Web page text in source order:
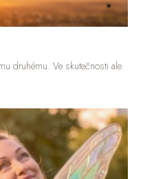
druhému. Ve skutečnosti ale